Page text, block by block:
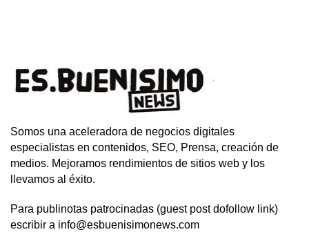
Somos una aceleradora de negocios digitales
especialistas en contenidos, SEO, Prensa, creación de
medios. Mejoramos rendimientos de sitios web y los
llevamos al éxito.
Para publinotas patrocinadas (guest post dofollow link)
escribir a info@esbuenisimonews.com